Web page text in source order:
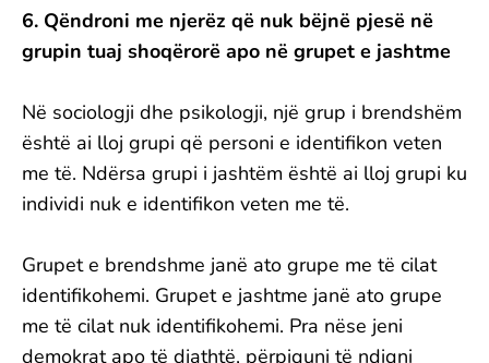
6. Qëndroni me njerëz që nuk bëjnë pjesë në
grupin tuaj shoqërorë apo në grupet e jashtme
Në sociologji dhe psikologji, një grup i brendshëm
është ai lloj grupi që personi e identifikon veten
me të. Ndërsa grupi i jashtëm është ai lloj grupi ku
individi nuk e identifikon veten me të.
Grupet e brendshme janë ato grupe me të cilat
identifikohemi. Grupet e jashtme janë ato grupe
me të cilat nuk identifikohemi. Pra nëse jeni
demokrat apo të djathtë, përpiquni të ndiqni